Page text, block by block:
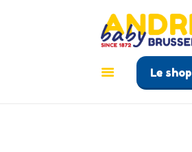
Le shop
ANDRÉ BABY
Le tout pour bébé à
ACCUEIL